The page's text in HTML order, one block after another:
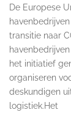
De Europese
transitie naar
het initiatief
organiseren
deskundigen
logistiek.Het